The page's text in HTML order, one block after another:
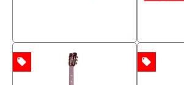
local_offer local_offer